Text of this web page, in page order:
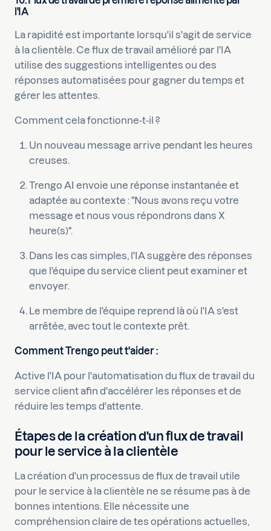
l'IA
La rapidité est importante lorsqu'il s'agit de service
à la clientèle. Ce flux de travail amélioré par l'IA
utilise des suggestions intelligentes ou des
réponses automatisées pour gagner du temps et
gérer les attentes.
Comment cela fonctionne-t-il ?
Un nouveau message arrive pendant les heures
creuses.
Trengo AI envoie une réponse instantanée et
adaptée au contexte : "Nous avons reçu votre
message et nous vous répondrons dans X
heure(s)".
Dans les cas simples, l'IA suggère des réponses
que l'équipe du service client peut examiner et
envoyer.
Le membre de l'équipe reprend là où l'IA s'est
arrêtée, avec tout le contexte prêt.
Comment Trengo peut t'aider :
Active l'IA pour l'automatisation du flux de travail du
service client afin d'accélérer les réponses et de
réduire les temps d'attente.
Étapes de la création d'un flux de travail
pour le service à la clientèle
La création d'un processus de flux de travail utile
pour le service à la clientèle ne se résume pas à de
bonnes intentions. Elle nécessite une
compréhension claire de tes opérations actuelles,